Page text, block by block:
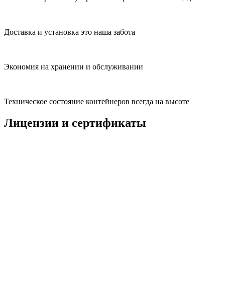
Доставка и установка это наша забота
Экономия на хранении и обслуживании
Техническое состояние контейнеров всегда на высоте
Лицензии и сертификаты